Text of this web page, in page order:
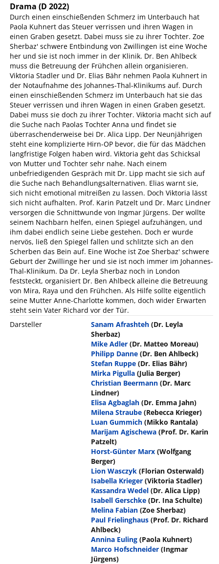
Drama (D 2022)
Durch einen einschießenden Schmerz im Unterbauch hat
Paola Kuhnert das Steuer verrissen und ihren Wagen in
einen Graben gesetzt. Dabei muss sie zu ihrer Tochter. Zoe
Sherbaz' schwere Entbindung von Zwillingen ist eine Woche
her und sie ist noch immer in der Klinik. Dr. Ben Ahlbeck
muss die Betreuung der Frühchen allein organisieren.
Viktoria Stadler und Dr. Elias Bähr nehmen Paola Kuhnert in
der Notaufnahme des Johannes-Thal-Klinikums auf. Durch
einen einschießenden Schmerz im Unterbauch hat sie das
Steuer verrissen und ihren Wagen in einen Graben gesetzt.
Dabei muss sie doch zu ihrer Tochter. Viktoria macht sich auf
die Suche nach Paolas Tochter Anna und findet sie
überraschenderweise bei Dr. Alica Lipp. Der Neunjährigen
steht eine komplizierte Hirn-OP bevor, die für das Mädchen
langfristige Folgen haben wird. Viktoria geht das Schicksal
von Mutter und Tochter sehr nahe. Nach einem
unbefriedigenden Gespräch mit Dr. Lipp macht sie sich auf
die Suche nach Behandlungsalternativen. Elias warnt sie,
sich nicht emotional mitreißen zu lassen. Doch Viktoria lässt
sich nicht aufhalten. Prof. Karin Patzelt und Dr. Marc Lindner
versorgen die Schnittwunde von Ingmar Jürgens. Der wollte
seinem Nachbarn helfen, einen Spiegel aufzuhängen, und
ihm dabei endlich seine Liebe gestehen. Doch er wurde
nervös, ließ den Spiegel fallen und schlitzte sich an den
Scherben das Bein auf. Eine Woche ist Zoe Sherbaz' schwere
Geburt der Zwillinge her und sie ist noch immer im Johannes-
Thal-Klinikum. Da Dr. Leyla Sherbaz noch in London
feststeckt, organisiert Dr. Ben Ahlbeck alleine die Betreuung
von Mira, Raya und den Frühchen. Als Hilfe sollte eigentlich
seine Mutter Anne-Charlotte kommen, doch wider Erwarten
steht sein Vater Richard vor der Tür.
Darsteller
Sanam Afrashteh (Dr. Leyla
Sherbaz)
Mike Adler (Dr. Matteo Moreau)
Philipp Danne (Dr. Ben Ahlbeck)
Stefan Ruppe (Dr. Elias Bähr)
Mirka Pigulla (Julia Berger)
Christian Beermann (Dr. Marc
Lindner)
Elisa Agbaglah (Dr. Emma Jahn)
Milena Straube (Rebecca Krieger)
Luan Gummich (Mikko Rantala)
Marijam Agischewa (Prof. Dr. Karin
Patzelt)
Horst-Günter Marx (Wolfgang
Berger)
Lion Wasczyk (Florian Osterwald)
Isabella Krieger (Viktoria Stadler)
Kassandra Wedel (Dr. Alica Lipp)
Isabell Gerschke (Dr. Ina Schulte)
Melina Fabian (Zoe Sherbaz)
Paul Frielinghaus (Prof. Dr. Richard
Ahlbeck)
Annina Euling (Paola Kuhnert)
Marco Hofschneider (Ingmar
Jürgens)